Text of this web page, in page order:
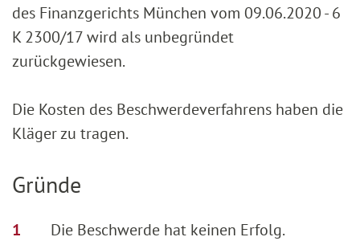
des Finanzgerichts München vom 09.06.2020 - 6
K 2300/17 wird als unbegründet
zurückgewiesen.
Die Kosten des Beschwerdeverfahrens haben die
Kläger zu tragen.
Gründe
Die Beschwerde hat keinen Erfolg.